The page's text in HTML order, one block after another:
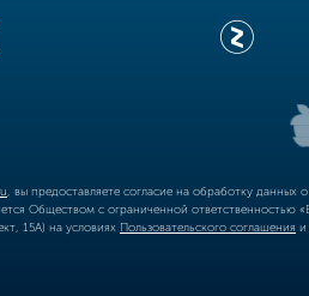
, вы предоставляете согласие на обработку
Обществом с ограниченной
15А) на условиях Пользовательского соглашения и